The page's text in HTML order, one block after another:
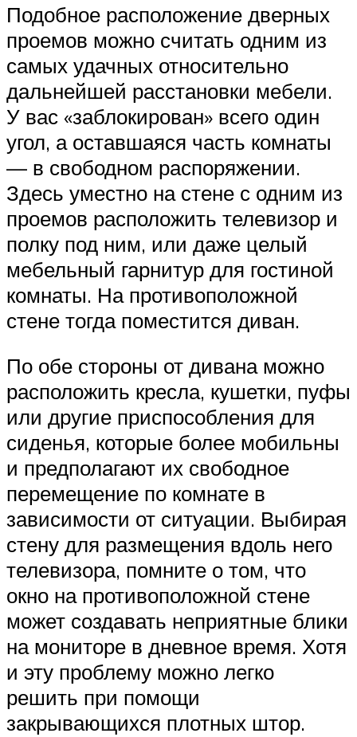
Подобное расположение дверных
проемов можно считать одним из
самых удачных относительно
дальнейшей расстановки мебели.
У вас «заблокирован» всего один
угол, а оставшаяся часть комнаты
— в свободном распоряжении.
Здесь уместно на стене с одним из
проемов расположить телевизор и
полку под ним, или даже целый
мебельный гарнитур для гостиной
комнаты. На противоположной
стене тогда поместится диван.
По обе стороны от дивана можно
расположить кресла, кушетки, пуфы
или другие приспособления для
сиденья, которые более мобильны
и предполагают их свободное
перемещение по комнате в
зависимости от ситуации. Выбирая
стену для размещения вдоль него
телевизора, помните о том, что
окно на противоположной стене
может создавать неприятные блики
на мониторе в дневное время. Хотя
и эту проблему можно легко
решить при помощи
закрывающихся плотных штор.